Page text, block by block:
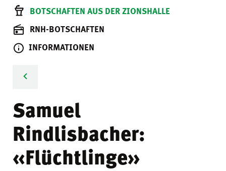
BOTSCHAFTEN AUS DER ZIONSHALLE
RNH-BOTSCHAFTEN
INFORMATIONEN
Samuel
Rindlisbacher:
«Flüchtlinge»